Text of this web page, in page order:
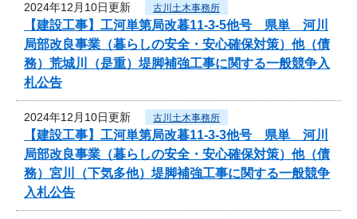
2024年12月10日更新 古川土木事務所
【建設工事】工河単第局改暮11-3-5他号 県単 河川
局部改良事業（暮らしの安全・安心確保対策）他（債
務）荒城川（是重）堤脚補強工事に関する一般競争入
札公告
2024年12月10日更新 古川土木事務所
【建設工事】工河単第局改暮11-3-3他号 県単 河川
局部改良事業（暮らしの安全・安心確保対策）他（債
務）宮川（下気多他）堤脚補強工事に関する一般競争
入札公告